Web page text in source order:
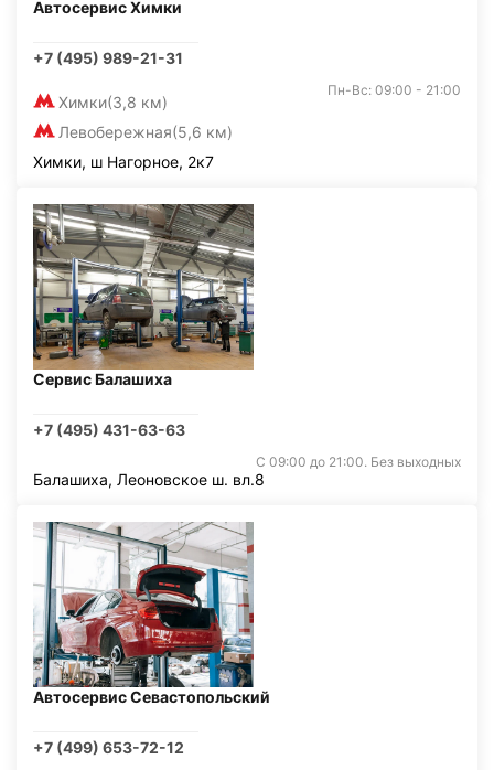
Автосервис Химки
+7 (495) 989-21-31
Химки(3,8 км)
Левобережная(5,6 км)
Пн-Вс: 09:00 - 21:00
Химки, ш Нагорное, 2к7
Сервис Балашиха
+7 (495) 431-63-63
С 09:00 до 21:00. Без выходных
Балашиха, Леоновское ш. вл.8
Автосервис Севастопольский
+7 (499) 653-72-12